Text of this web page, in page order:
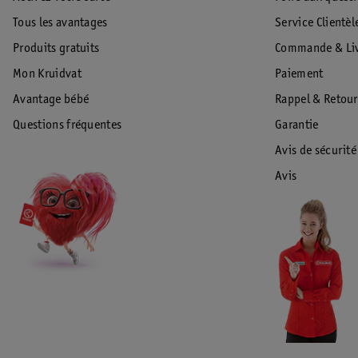
Tous les avantages
Produits gratuits
Mon Kruidvat
Avantage bébé
Questions fréquentes
Service
Commande &
Paiement
Rappel & Retour
Garantie
Avis de sécurité
Avis